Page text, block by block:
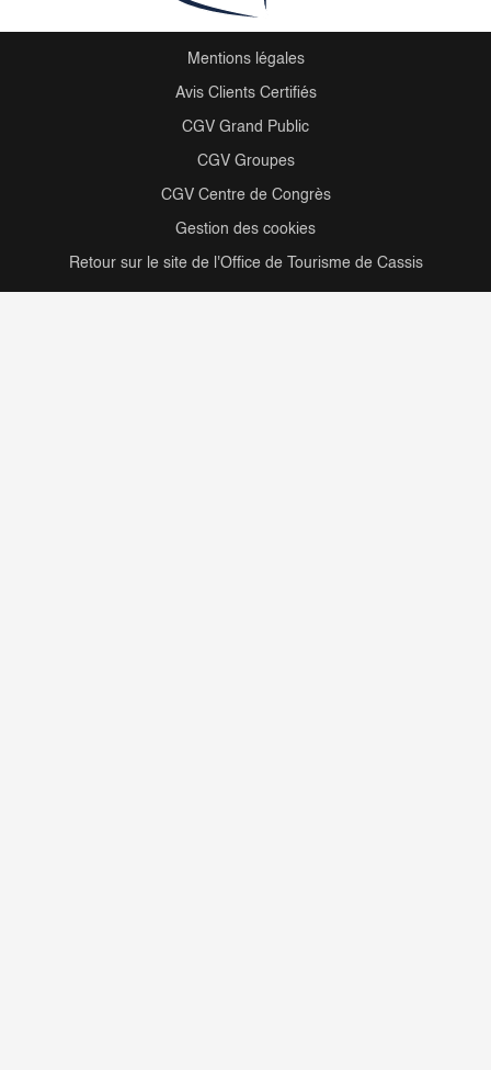
Mentions légales
Avis Clients Certifiés
CGV Grand Public
CGV Groupes
CGV Centre de Congrès
Gestion des cookies
Retour sur le site de l'Office de Tourisme de Cassis